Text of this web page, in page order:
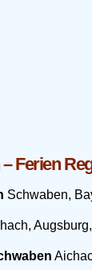
Ferien
Schwaben,